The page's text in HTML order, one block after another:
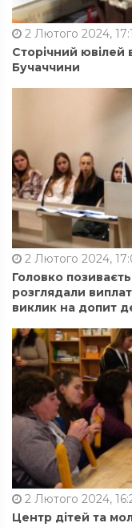
2 Лютого 2024,
Сторічний
Бучаччини
2 Лютого 2024,
Головко
розглядали
виклик на допит
2 Лютого 2024,
Центр дітей та